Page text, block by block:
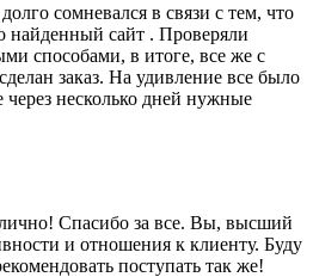
сомневался в связи с тем, что
найденный сайт . Проверяли
способами, в итоге, все же с
заказ. На удивление все было
несколько дней нужные
Спасибо за все. Вы, высший
и отношения к клиенту. Буду
поступать так же!